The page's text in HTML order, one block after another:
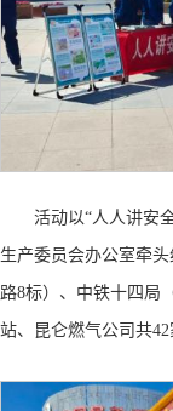
活动以“人人讲安
生产委员会办公室牵
路8标）、中铁十四局
站、昆仑燃气公司共